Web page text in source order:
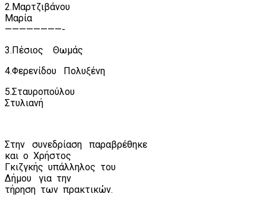
2.Μαρτζιβάνου
Μαρία
————————-
3.Πέσιος
Θωμάς
4.Φερενίδου
Πολυξένη
5.Σταυροπούλου
Στυλιανή
Στην συνεδρίαση
παραβρέθηκε
και ο Χρήστος
Γκιζγκής υπάλληλος του
Δήμου
για την
τήρηση των πρακτικών.